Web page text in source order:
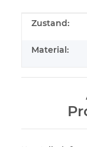
Wert
Zustand:
Material: